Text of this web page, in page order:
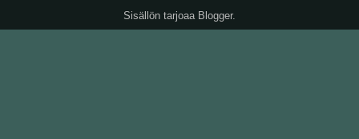
Sisällön tarjoaa Blogger.